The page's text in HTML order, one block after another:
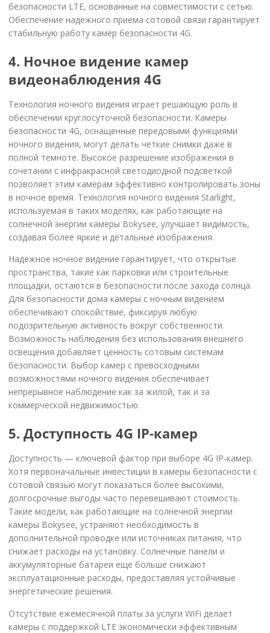
безопасности LTE, основанные на совместимости с сетью.
Обеспечение надежного приема сотовой связи гарантирует
стабильную работу камер безопасности 4G.
4. Ночное видение камер
видеонаблюдения 4G
Технология ночного видения играет решающую роль в
обеспечении круглосуточной безопасности. Камеры
безопасности 4G, оснащенные передовыми функциями
ночного видения, могут делать четкие снимки даже в
полной темноте. Высокое разрешение изображения в
сочетании с инфракрасной светодиодной подсветкой
позволяет этим камерам эффективно контролировать зоны
в ночное время. Технология ночного видения Starlight,
используемая в таких моделях, как работающие на
солнечной энергии камеры Bokysee, улучшает видимость,
создавая более яркие и детальные изображения.
Надежное ночное видение гарантирует, что открытые
пространства, такие как парковки или строительные
площадки, остаются в безопасности после захода солнца.
Для безопасности дома камеры с ночным видением
обеспечивают спокойствие, фиксируя любую
подозрительную активность вокруг собственности.
Возможность наблюдения без использования внешнего
освещения добавляет ценность сотовым системам
безопасности. Выбор камер с превосходными
возможностями ночного видения обеспечивает
непрерывное наблюдение как за жилой, так и за
коммерческой недвижимостью.
5. Доступность 4G IP-камер
Доступность — ключевой фактор при выборе 4G IP-камер.
Хотя первоначальные инвестиции в камеры безопасности с
сотовой связью могут показаться более высокими,
долгосрочные выгоды часто перевешивают стоимость.
Такие модели, как работающие на солнечной энергии
камеры Bokysee, устраняют необходимость в
дополнительной проводке или источниках питания, что
снижает расходы на установку. Солнечные панели и
аккумуляторные батареи еще больше снижают
эксплуатационные расходы, предоставляя устойчивые
энергетические решения.
Отсутствие ежемесячной платы за услуги WiFi делает
камеры с поддержкой LTE экономически эффективным